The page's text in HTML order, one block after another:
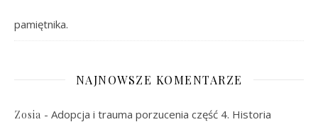
pamiętnika.
NAJNOWSZE KOMENTARZE
Zosia - Adopcja i trauma porzucenia część 4. Historia